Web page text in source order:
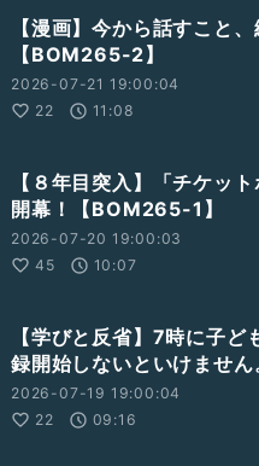
【漫画】今から話すこと
【BOM265-2】
2026-07-21 19:00:04
22
11:08
【８年目突入】「チケッ
開幕！【BOM265-1】
2026-07-20 19:00:03
45
10:07
【学びと反省】7時に子
録開始しないといけませ
2026-07-19 19:00:04
22
09:16